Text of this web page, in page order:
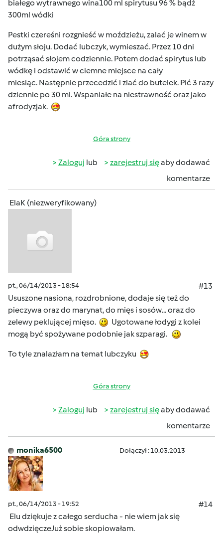
białego wytrawnego wina100 ml spirytusu 96 % bądź
300ml wódki
Pestki czereśni rozgnieść w moździeżu, zalać je winem w
dużym słoju. Dodać lubczyk, wymieszać. Przez 10 dni
potrząsać słojem codziennie. Potem dodać spirytus lub
wódkę i odstawić w ciemne miejsce na cały
miesiąc. Następnie przecedzić i zlać do butelek. Pić 3 razy
dziennie po 30 ml. Wspaniałe na niestrawność oraz jako
afrodyzjak.
Góra strony
Zaloguj lub zarejestruj sięaby dodawać
komentarze
ElaK (niezweryfikowany)
pt., 06/14/2013 - 18:54
#13
Ususzone nasiona, rozdrobnione, dodaje się też do
pieczywa oraz do marynat, do mięs i sosów... oraz do
zelewy peklującej mięso.
Ugotowane łodygi z kolei
mogą być spożywane podobnie jak szparagi.
To tyle znalazłam na temat lubczyku
Góra strony
Zaloguj lub zarejestruj sięaby dodawać
komentarze
monika6500 Dołączył : 10.03.2013
pt., 06/14/2013 - 19:52
#14
Elu dziękuje z całego serducha - nie wiem jak się
odwdzięczeJuż sobie skopiowałam.